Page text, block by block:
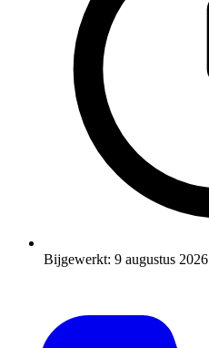
Bijgewerkt: 9 augustus 2026